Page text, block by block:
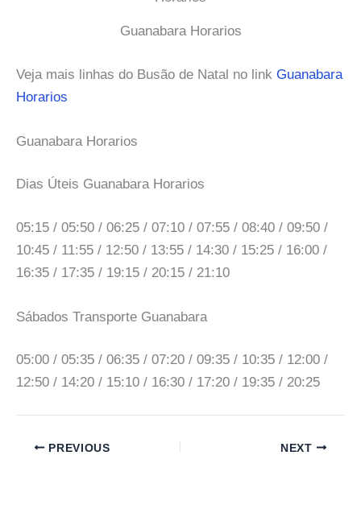
Guanabara Horarios
Veja mais linhas do Busão de Natal no link Guanabara
Horarios
Guanabara Horarios
Dias Úteis Guanabara Horarios
05:15 / 05:50 / 06:25 / 07:10 / 07:55 / 08:40 / 09:50 /
10:45 / 11:55 / 12:50 / 13:55 / 14:30 / 15:25 / 16:00 /
16:35 / 17:35 / 19:15 / 20:15 / 21:10
Sábados Transporte Guanabara
05:00 / 05:35 / 06:35 / 07:20 / 09:35 / 10:35 / 12:00 /
12:50 / 14:20 / 15:10 / 16:30 / 17:20 / 19:35 / 20:25
PREVIOUS NEXT